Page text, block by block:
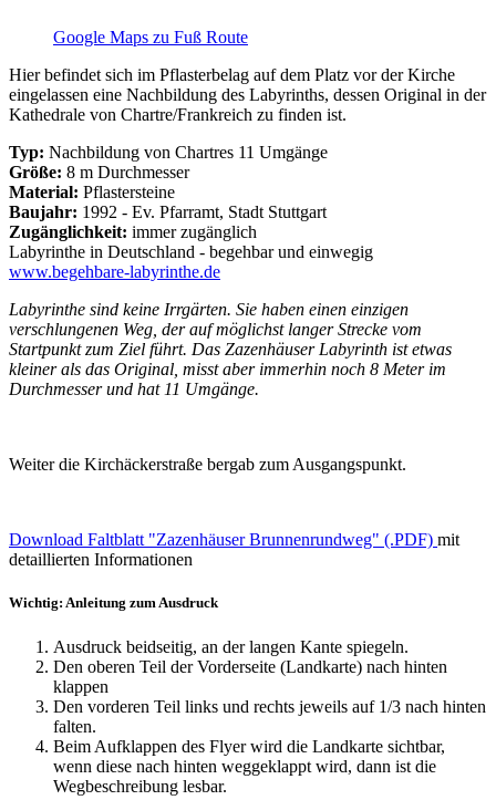
Google Maps zu Fuß Route
Hier befindet sich im Pflasterbelag auf dem Platz vor der Kirche
eingelassen eine Nachbildung des Labyrinths, dessen Original in der
Kathedrale von Chartre/Frankreich zu finden ist.
Typ: Nachbildung von Chartres 11 Umgänge
Größe: 8 m Durchmesser
Material: Pflastersteine
Baujahr: 1992 - Ev. Pfarramt, Stadt Stuttgart
Zugänglichkeit: immer zugänglich
Labyrinthe in Deutschland - begehbar und einwegig
www.begehbare-labyrinthe.de
Labyrinthe sind keine Irrgärten. Sie haben einen einzigen
verschlungenen Weg, der auf möglichst langer Strecke vom
Startpunkt zum Ziel führt. Das Zazenhäuser Labyrinth ist etwas
kleiner als das Original, misst aber immerhin noch 8 Meter im
Durchmesser und hat 11 Umgänge.
Weiter die Kirchäckerstraße bergab zum Ausgangspunkt.
Download Faltblatt "Zazenhäuser Brunnenrundweg" (.PDF) mit
detaillierten Informationen
Wichtig: Anleitung zum Ausdruck
Ausdruck beidseitig, an der langen Kante spiegeln.
Den oberen Teil der Vorderseite (Landkarte) nach hinten
klappen
Den vorderen Teil links und rechts jeweils auf 1/3 nach hinten
falten.
Beim Aufklappen des Flyer wird die Landkarte sichtbar,
wenn diese nach hinten weggeklappt wird, dann ist die
Wegbeschreibung lesbar.